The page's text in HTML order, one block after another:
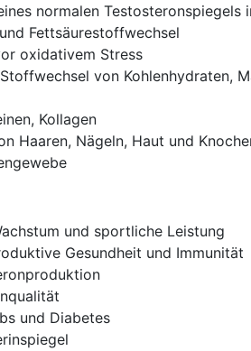
normalen Testosteronspiegels
Fettsäurestoffwechsel
oxidativem Stress
von Kohlenhydraten,
Kollagen
Haaren, Nägeln, Haut und
und sportliche Leistung
Gesundheit und Immunität
und Diabetes